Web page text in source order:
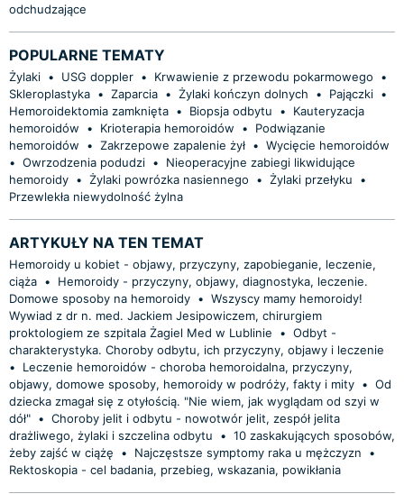
odchudzające
POPULARNE TEMATY
Żylaki • USG doppler • Krwawienie z przewodu pokarmowego
•
Skleroplastyka • Zaparcia • Żylaki kończyn dolnych • Pajączki •
Hemoroidektomia zamknięta • Biopsja odbytu •
Kauteryzacja
hemoroidów
• Krioterapia hemoroidów •
Podwiązanie
hemoroidów
• Zakrzepowe zapalenie żył • Wycięcie hemoroidów
• Owrzodzenia podudzi •
Nieoperacyjne zabiegi likwidujące
hemoroidy • Żylaki powrózka nasiennego • Żylaki przełyku
•
Przewlekła niewydolność żylna
ARTYKUŁY NA TEN TEMAT
Hemoroidy u kobiet - objawy, przyczyny, zapobieganie, leczenie,
ciąża •
Hemoroidy - przyczyny, objawy, diagnostyka, leczenie.
Domowe sposoby na hemoroidy • Wszyscy mamy hemoroidy!
Wywiad z dr n. med. Jackiem Jesipowiczem, chirurgiem
proktologiem ze szpitala Żagiel Med w Lublinie
• Odbyt -
charakterystyka. Choroby odbytu, ich przyczyny, objawy i leczenie
•
Leczenie hemoroidów - choroba hemoroidalna, przyczyny,
objawy, domowe sposoby, hemoroidy w podróży, fakty i mity • Od
dziecka zmagał się z otyłością. "Nie wiem, jak wyglądam od szyi w
dół" • Choroby jelit i odbytu - nowotwór jelit, zespół jelita
drażliwego, żylaki i szczelina odbytu
• 10 zaskakujących sposobów,
żeby zajść w ciążę
• Najczęstsze symptomy raka u mężczyzn
•
Rektoskopia - cel badania, przebieg, wskazania, powikłania